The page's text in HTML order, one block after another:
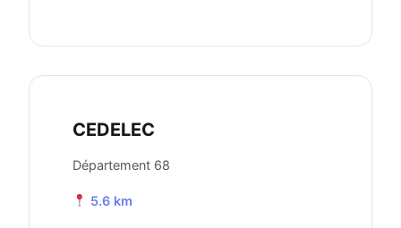
CEDELEC
Département 68
5.6 km